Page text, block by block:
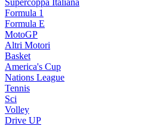
Formula 1
Formula E
MotoGP
Altri Motori
Basket
America's Cup
Nations League
Tennis
Sci
Volley
Drive UP